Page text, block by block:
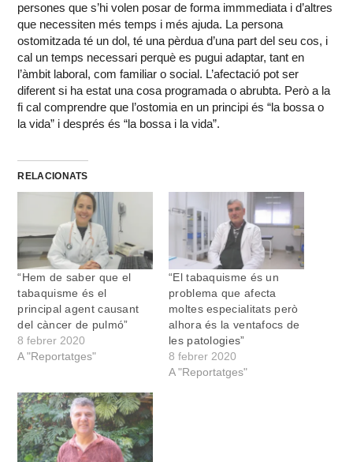
persones que s’hi volen posar de forma immmediata i d’altres
que necessiten més temps i més ajuda. La persona
ostomitzada té un dol, té una pèrdua d’una part del seu cos, i
cal un temps necessari perquè es pugui adaptar, tant en
l’àmbit laboral, com familiar o social. L’afectació pot ser
diferent si ha estat una cosa programada o abrubta. Però a la
fi cal comprendre que l’ostomia en un principi és “la bossa o
la vida” i després és “la bossa i la vida”.
RELACIONATS
“Hem de saber que el
tabaquisme és el
principal agent causant
del càncer de pulmó”
8 febrer 2020
A "Reportatges"
“El tabaquisme és un
problema que afecta
moltes especialitats però
alhora és la ventafocs de
les patologies”
8 febrer 2020
A "Reportatges"